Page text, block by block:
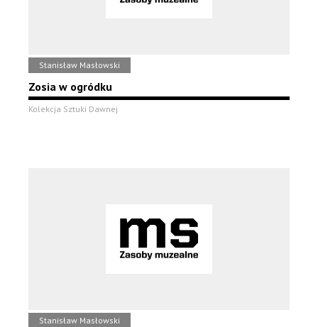
Stanisław Masłowski
Zosia w ogródku
Kolekcja Sztuki Dawnej
Stanisław Masłowski